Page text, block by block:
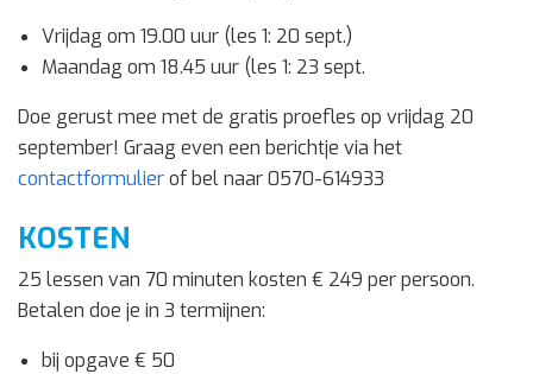
Vrijdag om 19.00 uur (les 1: 20 sept.)
Maandag om 18.45 uur (les 1: 23 sept.
Doe gerust mee met de gratis proefles op vrijdag 20
september! Graag even een berichtje via het
contactformulierof bel naar 0570-614933
KOSTEN
25 lessen van 70 minuten kosten € 249 per persoon.
Betalen doe je in 3 termijnen:
bij opgave € 50